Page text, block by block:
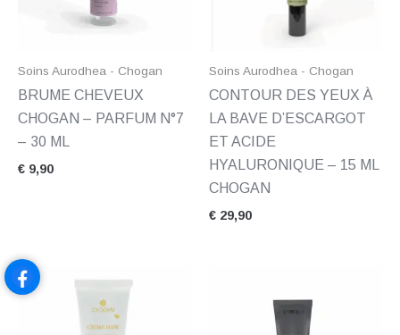
Soins Aurodhea - Chogan
BRUME CHEVEUX
CHOGAN – PARFUM N°7
– 30 ML
€ 9,90
Soins Aurodhea - Chogan
CONTOUR DES YEUX À
LA BAVE D’ESCARGOT
ET ACIDE
HYALURONIQUE – 15 ML
CHOGAN
€ 29,90